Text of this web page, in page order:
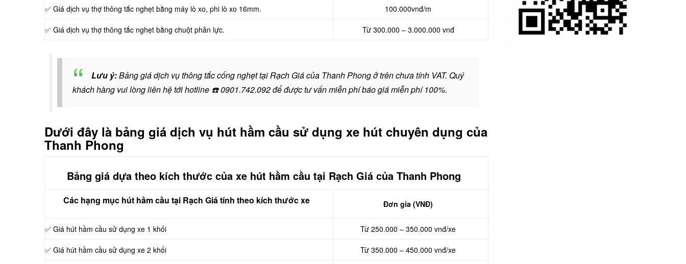
✅ Giá dịch vụ thợ thông tắc nghẹt bằng máy lò xo, phi lò xo 16mm. 100.000vnđ/m
✅ Giá dịch vụ thợ thông tắc nghẹt bằng chuột phản lực. Từ 300.000 – 3.000.000 vnđ
Lưu ý:Bảng giá dịch vụ thông tắc cống nghẹt tại Rạch Giá của Thanh Phong ở trên chưa tính VAT. Quý
khách hàng vui lòng liên hệ tới hotline ☎️0901.742.092để được tư vấn miễn phí báo giá miễn phí 100%.
Dưới đây là bảng giá dịch vụ hút hầm cầu sử dụng xe hút chuyên dụng của
Thanh Phong
Bảng giá dựa theo kích thước của xe hút hầm cầu tại Rạch Giá của Thanh Phong
Các hạng mục hút hầm cầu tại Rạch Giá tính theo kích thước xe Đơn gia (VNĐ)
✅ Giá hút hầm cầu sử dụng xe 1 khối Từ 250.000 – 350.000 vnđ/xe
✅ Giá hút hầm cầu sử dụng xe 2 khối Từ 350.000 – 450.000 vnđ/xe